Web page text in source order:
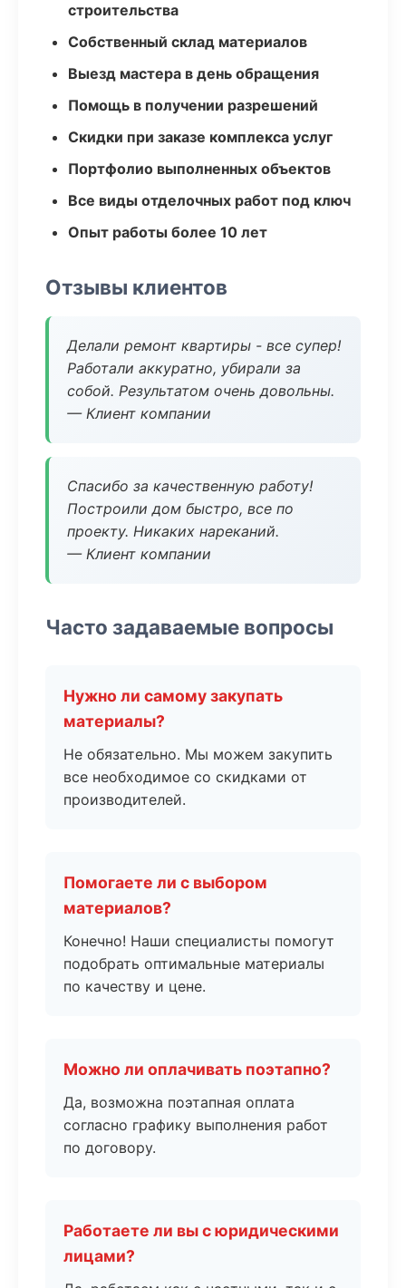
строительства
Собственный склад материалов
Выезд мастера в день обращения
Помощь в получении разрешений
Скидки при заказе комплекса услуг
Портфолио выполненных объектов
Все виды отделочных работ под ключ
Опыт работы более 10 лет
Отзывы клиентов
Делали ремонт квартиры - все супер!
Работали аккуратно, убирали за
собой. Результатом очень довольны.
— Клиент компании
Спасибо за качественную работу!
Построили дом быстро, все по
проекту. Никаких нареканий.
— Клиент компании
Часто задаваемые вопросы
Нужно ли самому закупать
материалы?
Не обязательно. Мы можем закупить
все необходимое со скидками от
производителей.
Помогаете ли с выбором
материалов?
Конечно! Наши специалисты помогут
подобрать оптимальные материалы
по качеству и цене.
Можно ли оплачивать поэтапно?
Да, возможна поэтапная оплата
согласно графику выполнения работ
по договору.
Работаете ли вы с юридическими
лицами?